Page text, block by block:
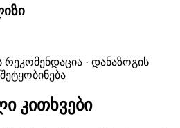
რეკომენდაცია · დანაზოგის
კითხვები